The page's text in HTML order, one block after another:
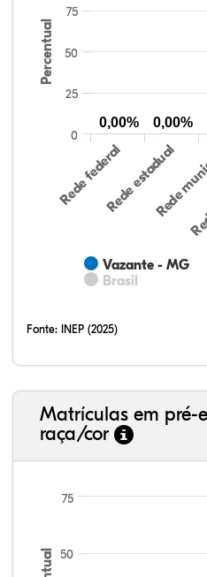
Percentual
Vazante - MG
Brasil
Rede federalRede estadual
Rede
0
25
50
75
0,00% 0,00%
Fonte: INEP (2025)
Matrículas em pré-
raça/cor
50
75